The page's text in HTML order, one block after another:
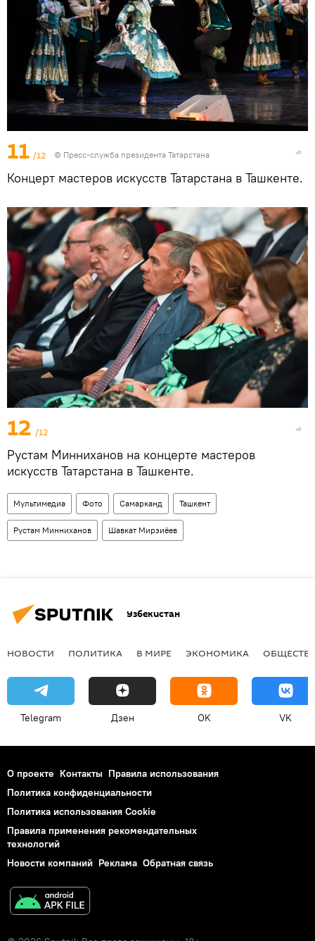
11 /12 © Пресс-служба президента Татарстана
Концерт мастеров искусств Татарстана в Ташкенте.
12 /12
Рустам Минниханов на концерте мастеров
искусств Татарстана в Ташкенте.
Мультимедиа Фото Самарканд Ташкент
Рустам Минниханов Шавкат Мирзиёев
Узбекистан
НОВОСТИ ПОЛИТИКА В МИРЕ ЭКОНОМИКА
Telegram Дзен OK VK
О проекте Контакты Правила использования
Политика конфиденциальности
Политика использования Cookie
Правила применения рекомендательных
технологий
Новости компаний Реклама Обратная связь